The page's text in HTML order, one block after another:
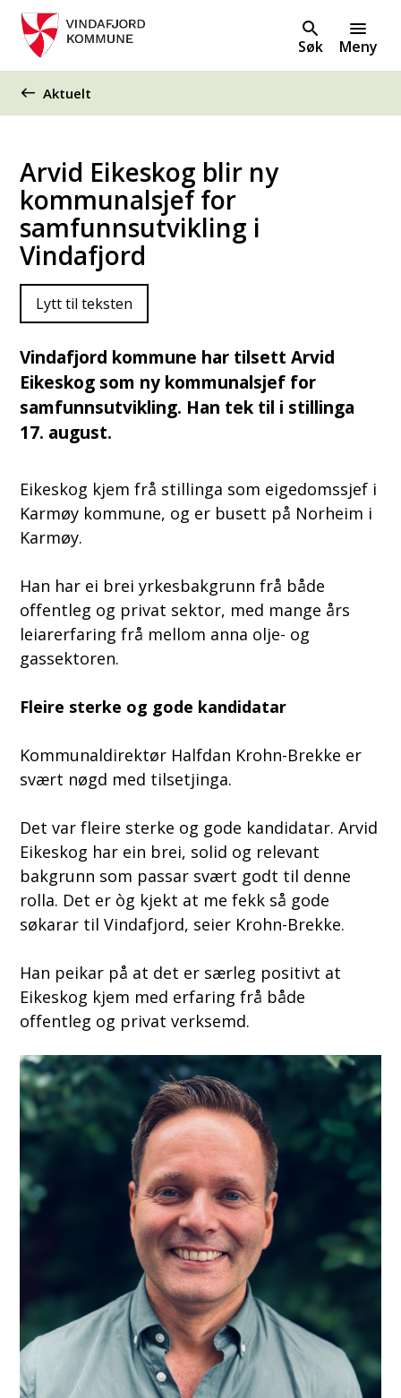
Søk Meny
Du er her:
Aktuelt
Arvid Eikeskog blir ny
kommunalsjef for
samfunnsutvikling i
Vindafjord
Lytt til teksten
Vindafjord kommune har tilsett Arvid
Eikeskog som ny kommunalsjef for
samfunnsutvikling. Han tek til i stillinga
17. august.
Eikeskog kjem frå stillinga som eigedomssjef i
Karmøy kommune, og er busett på Norheim i
Karmøy.
Han har ei brei yrkesbakgrunn frå både
offentleg og privat sektor, med mange års
leiarerfaring frå mellom anna olje- og
gassektoren.
Fleire sterke og gode kandidatar
Kommunaldirektør Halfdan Krohn-Brekke er
svært nøgd med tilsetjinga.
Det var fleire sterke og gode kandidatar. Arvid
Eikeskog har ein brei, solid og relevant
bakgrunn som passar svært godt til denne
rolla. Det er òg kjekt at me fekk så gode
søkarar til Vindafjord, seier Krohn-Brekke.
Han peikar på at det er særleg positivt at
Eikeskog kjem med erfaring frå både
offentleg og privat verksemd.